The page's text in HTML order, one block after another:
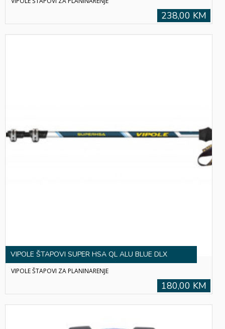
238,00 KM
VIPOLE ŠTAPOVI SUPER HSA QL ALU BLUE DLX
VIPOLE ŠTAPOVI ZA PLANINARENJE
180,00 KM